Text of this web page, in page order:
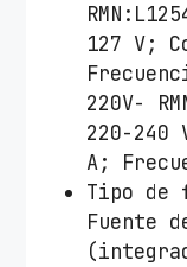
127 V;
220V-
220-
A;
Tipo de
Fuente